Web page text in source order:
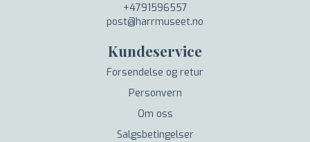
+4791596557
post@harrmuseet.no
Kundeservice
Forsendelse og retur
Personvern
Om oss
Salgsbetingelser